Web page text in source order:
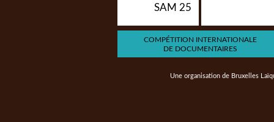
SAM 25
COMPÉTITION INTERNATIONALE
DE DOCUMENTAIRES
Une organisation de Bruxelles